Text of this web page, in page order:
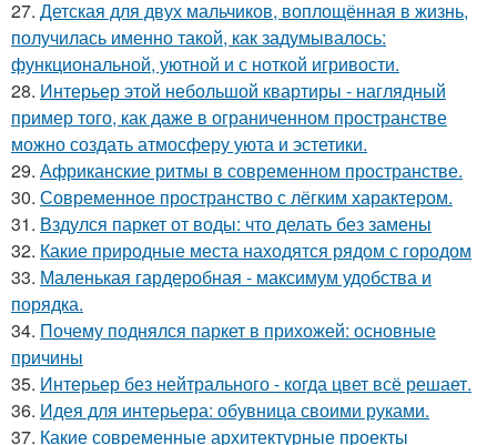
27. Детская для двух мальчиков, воплощённая в жизнь,
получилась именно такой, как задумывалось:
функциональной, уютной и с ноткой игривости.
28. Интерьер этой небольшой квартиры - наглядный
пример того, как даже в ограниченном пространстве
можно создать атмосферу уюта и эстетики.
29. Африканские ритмы в современном пространстве.
30. Современное пространство с лёгким характером.
31. Вздулся паркет от воды: что делать без замены
32. Какие природные места находятся рядом с городом
33. Маленькая гардеробная - максимум удобства и
порядка.
34. Почему поднялся паркет в прихожей: основные
причины
35. Интерьер без нейтрального - когда цвет всё решает.
36. Идея для интерьера: обувница своими руками.
37. Какие современные архитектурные проекты